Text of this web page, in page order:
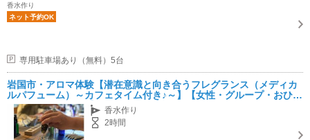
香水作り
ネット予約OK
専用駐車場あり（無料）5台
岩国市・アロマ体験【潜在意識と向き合うフレグランス（メディカ
ルパフューム）～カフェタイム付き♪～】【女性・グループ・おひと
りさまにおすすめ♪】
香水作り
2時間